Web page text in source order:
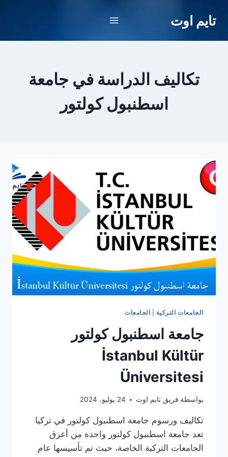
تايم اوت
تكاليف الدراسة في جامعة
اسطنبول كولتور
الجامعات التركية الجامعات
جامعة اسطنبول كولتور
İstanbul Kültür
Üniversitesi
بواسطة فريق تايم اوت 24 يوليو، 2024
تكاليف ورسوم جامعة اسطنبول كولتور في تركيا
تعد جامعة اسطنبول كولتور واحدة من أعرق
الجامعات التركية الخاصة، حيث تم تأسيسها عام